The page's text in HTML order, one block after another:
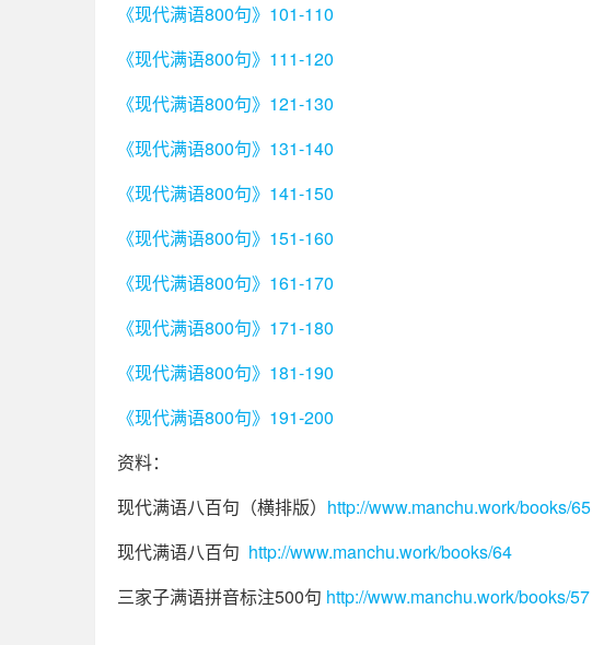
《现代满语800句》101-110
《现代满语800句》111-120
《现代满语800句》121-130
《现代满语800句》131-140
《现代满语800句》141-150
《现代满语800句》151-160
《现代满语800句》161-170
《现代满语800句》171-180
《现代满语800句》181-190
《现代满语800句》191-200
资料：
现代满语八百句（横排版） http://www.manchu.work/books/65
现代满语八百句 http://www.manchu.work/books/64
三家子满语拼音标注500句 http://www.manchu.work/books/57